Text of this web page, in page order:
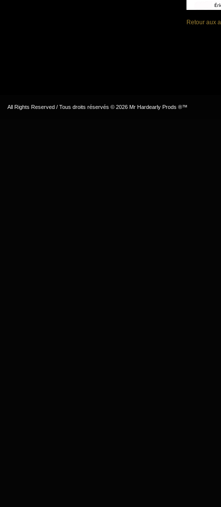
Retour aux
All Rights Reserved / Tous droits réservés © 2026 Mr Hardearly Prods ®™